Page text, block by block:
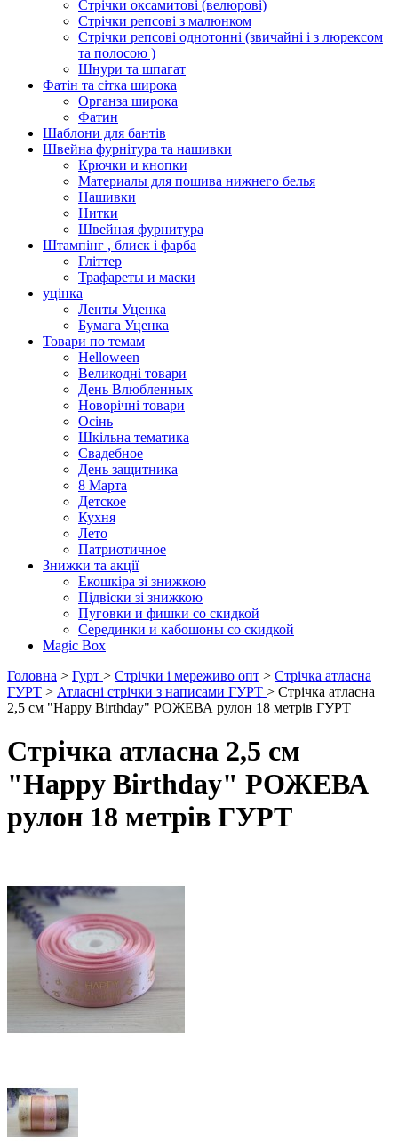
Стрічки оксамитові (велюрові)
Стрічки репсові з малюнком
Стрічки репсові однотонні (звичайні і з люрексом
та полосою )
Шнури та шпагат
Фатін та сітка широка
Органза широка
Фатин
Шаблони для бантів
Швейна фурнітура та нашивки
Крючки и кнопки
Материалы для пошива нижнего белья
Нашивки
Нитки
Швейная фурнитура
Штампінг , блиск і фарба
Гліттер
Трафареты и маски
уцінка
Ленты Уценка
Бумага Уценка
Товари по темам
Helloween
Великодні товари
День Влюбленных
Новорічні товари
Осінь
Шкільна тематика
Свадебное
День защитника
8 Марта
Детское
Кухня
Лето
Патриотичное
Знижки та акції
Екошкіра зі знижкою
Підвіски зі знижкою
Пуговки и фишки со скидкой
Серединки и кабошоны со скидкой
Magic Box
Головна > Гурт > Стрічки і мереживо опт > Стрічка атласна
ГУРТ > Атласні стрічки з написами ГУРТ > Стрічка атласна
2,5 см "Happy Birthday" РОЖЕВА рулон 18 метрів ГУРТ
Стрічка атласна 2,5 см
"Happy Birthday" РОЖЕВА
рулон 18 метрів ГУРТ